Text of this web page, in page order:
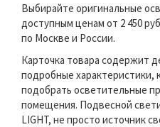
Выбирайте оригинальные
доступным ценам от 2 450
по Москве и России.
Карточка товара содержит
подробные характеристики,
подобрать осветительные
помещения. Подвесной
LIGHT, не просто источник